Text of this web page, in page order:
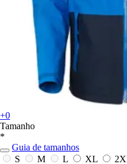
+0
Tamanho
*
Guia de tamanhos
S
M L XL